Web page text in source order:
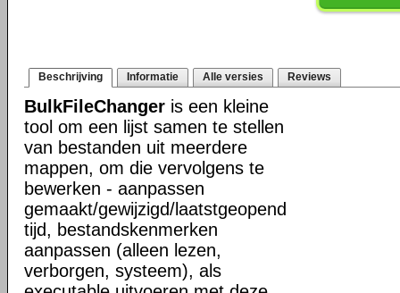
Beschrijving Informatie Alle versies Reviews
BulkFileChanger is een kleine
tool om een lijst samen te stellen
van bestanden uit meerdere
mappen, om die vervolgens te
bewerken - aanpassen
gemaakt/gewijzigd/laatstgeopend
tijd, bestandskenmerken
aanpassen (alleen lezen,
verborgen, systeem), als